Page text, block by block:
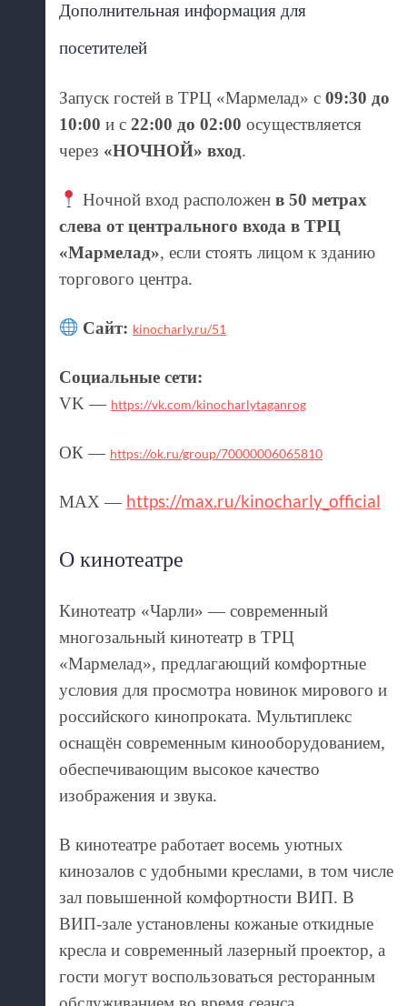
Дополнительная информация для
посетителей
Запуск гостей в ТРЦ «Мармелад» с 09:30 до
10:00 и с 22:00 до 02:00 осуществляется
через «НОЧНОЙ» вход.
Ночной вход расположенв 50 метрах
слева от центрального входа в ТРЦ
«Мармелад», если стоять лицом к зданию
торгового центра.
Сайт: kinocharly.ru/51
Социальные сети:
VK — https://vk.com/kinocharlytaganrog
ОК — https://ok.ru/group/70000006065810
MAX — https://max.ru/kinocharly_official
О кинотеатре
Кинотеатр «Чарли» — современный
многозальный кинотеатр в ТРЦ
«Мармелад», предлагающий комфортные
условия для просмотра новинок мирового и
российского кинопроката. Мультиплекс
оснащён современным кинооборудованием,
обеспечивающим высокое качество
изображения и звука.
В кинотеатре работает восемь уютных
кинозалов с удобными креслами, в том числе
зал повышенной комфортности ВИП. В
ВИП-зале установлены кожаные откидные
кресла и современный лазерный проектор, а
гости могут воспользоваться ресторанным